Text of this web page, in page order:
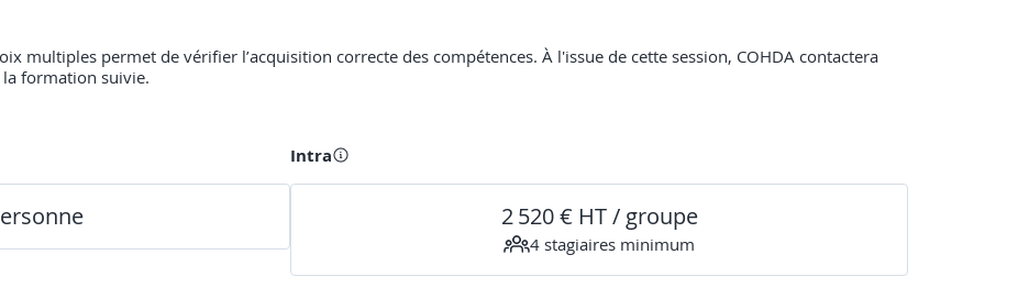
multiples permet de vérifier l’acquisition correcte des compétences. À l'issue de cette session, COHDA contactera
formation suivie.
Intra
2 520 € HT / groupe
4 stagiaires minimum